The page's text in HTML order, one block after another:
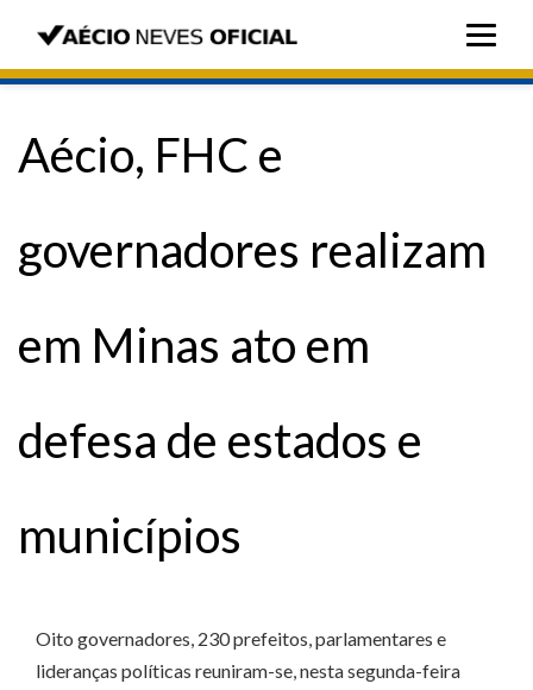
Aécio, FHC e
governadores realizam
em Minas ato em
defesa de estados e
municípios
Oito governadores, 230 prefeitos, parlamentares e
lideranças políticas reuniram-se, nesta segunda-feira